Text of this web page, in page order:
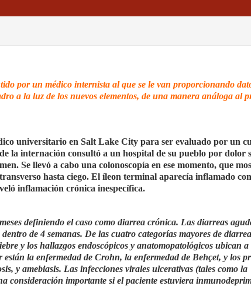
por un médico internista al que se le van proporcionando
a la luz de los nuevos elementos, de una manera análoga al
universitario en Salt Lake City para ser evaluado por un
la internación consultó a un hospital de su pueblo por dolor
Se llevó a cabo una colonoscopía en ese momento, que
hasta ciego. El íleon terminal aparecía inflamado con
inflamación crónica inespecífica.
definiendo el caso como diarrea crónica. Las diarreas
de 4 semanas. De las cuatro categorías mayores de diarrea
y los hallazgos endoscópicos y anatomopatológicos ubican a
la enfermedad de Crohn, la enfermedad de Behçet, y los
y amebiasis. Las infecciones virales ulcerativas (tales como la
consideración importante si el paciente estuviera